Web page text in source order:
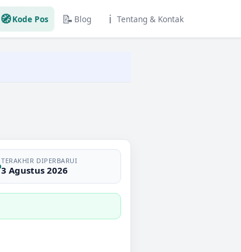
🧭Kode Pos 📝 Blog ℹ️ Tentang & Kontak
TERAKHIR DIPERBARUI
3 Agustus 2026